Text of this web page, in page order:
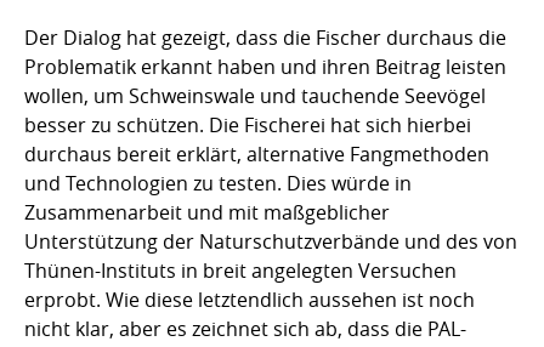
Der Dialog hat gezeigt, dass die Fischer durchaus die
Problematik erkannt haben und ihren Beitrag leisten
wollen, um Schweinswale und tauchende Seevögel
besser zu schützen. Die Fischerei hat sich hierbei
durchaus bereit erklärt, alternative Fangmethoden
und Technologien zu testen. Dies würde in
Zusammenarbeit und mit maßgeblicher
Unterstützung der Naturschutzverbände und des von
Thünen-Instituts in breit angelegten Versuchen
erprobt. Wie diese letztendlich aussehen ist noch
nicht klar, aber es zeichnet sich ab, dass die PAL-